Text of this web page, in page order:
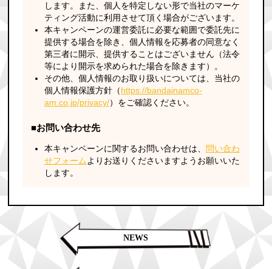
します。また、個人を特定しない形で当社のマーケ
ティング活動に利用させて頂く場合がございます。
本キャンペーンの運営委託に必要な範囲で委託先に
提供する場合を除き、個人情報を応募者の同意なく
第三者に開示、提供することはございません（法令
等により開示を求められた場合を除きます）。
その他、個人情報のお取り扱いについては、当社の
個人情報保護方針（https://bandainamco-
am.co.jp/privacy/）をご確認ください。
■お問い合わせ先
本キャンペーンに関するお問い合わせは、
問い合わ
せフォーム よりお送りくださいますようお願いいた
します。
NEWS